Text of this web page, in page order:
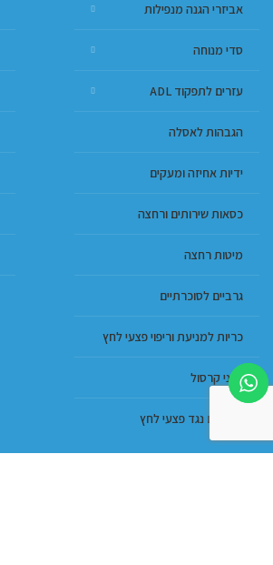
אביזרי הגנה מנפילות
סדי מנוחה
עזרים לתפקוד ADL
הגבהות לאסלה
ידיות אחיזה ומעקים
כסאות שירותים ורחצה
מיטות רחצה
גרביים לסוכרתיים
כריות למניעת וריפוי פצעי לחץ
מגני קרסול
מזרונים נגד פצעי לחץ